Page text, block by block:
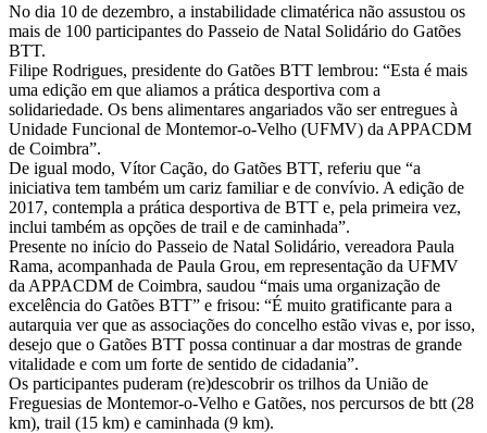
No dia 10 de dezembro, a instabilidade climatérica não assustou os
mais de 100 participantes do Passeio de Natal Solidário do Gatões
BTT.
Filipe Rodrigues, presidente do Gatões BTT lembrou: “Esta é mais
uma edição em que aliamos a prática desportiva com a
solidariedade. Os bens alimentares angariados vão ser entregues à
Unidade Funcional de Montemor-o-Velho (UFMV) da APPACDM
de Coimbra”.
De igual modo, Vítor Cação, do Gatões BTT, referiu que “a
iniciativa tem também um cariz familiar e de convívio. A edição de
2017, contempla a prática desportiva de BTT e, pela primeira vez,
inclui também as opções de trail e de caminhada”.
Presente no início do Passeio de Natal Solidário, vereadora Paula
Rama, acompanhada de Paula Grou, em representação da UFMV
da APPACDM de Coimbra, saudou “mais uma organização de
excelência do Gatões BTT” e frisou: “É muito gratificante para a
autarquia ver que as associações do concelho estão vivas e, por isso,
desejo que o Gatões BTT possa continuar a dar mostras de grande
vitalidade e com um forte de sentido de cidadania”.
Os participantes puderam (re)descobrir os trilhos da União de
Freguesias de Montemor-o-Velho e Gatões, nos percursos de btt (28
km), trail (15 km) e caminhada (9 km).